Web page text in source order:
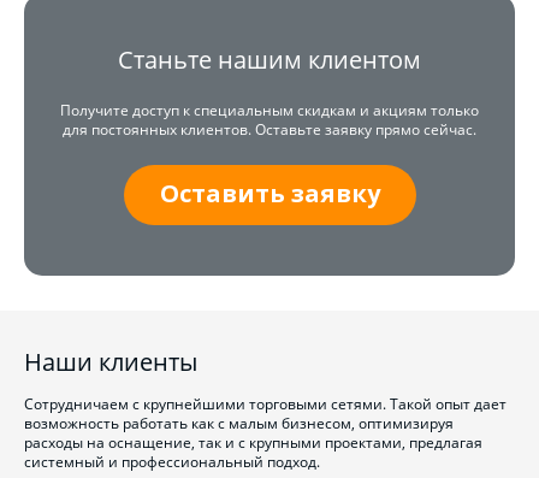
Станьте нашим клиентом
Получите доступ к специальным скидкам и акциям только
для постоянных клиентов. Оставьте заявку прямо сейчас.
Оставить заявку
Наши клиенты
Сотрудничаем с крупнейшими торговыми сетями. Такой опыт дает
возможность работать как с малым бизнесом, оптимизируя
расходы на оснащение, так и с крупными проектами, предлагая
системный и профессиональный подход.